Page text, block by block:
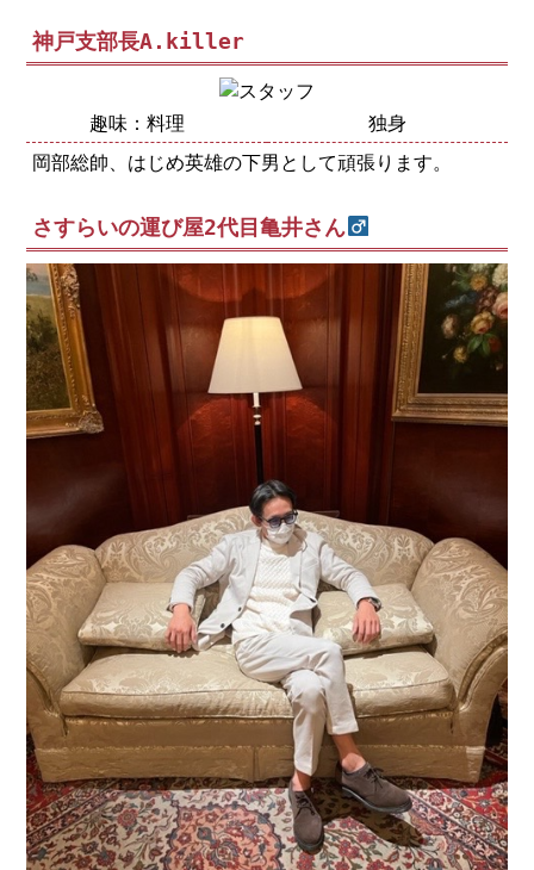
神戸支部長A.killer
趣味：料理
独身
岡部総帥、はじめ英雄の下男として頑張ります。
さすらいの運び屋2代目亀井さん